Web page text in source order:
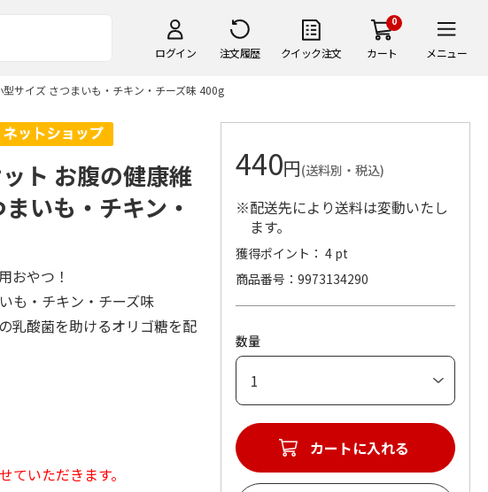
ログイン 注文履歴 クイック注文
0
カート メニュー
サイズ さつまいも・チキン・チーズ味 400g
ト お腹の健康維
いも・チキン・
おやつ！
も・チキン・チーズ味
乳酸菌を助けるオリゴ糖を配
いただきます。
440円(送料別・税込)
※配送先により送料は変動いたし
ます。
獲得ポイント： 4 pt
商品番号
9973134290
数量
カートに入れる